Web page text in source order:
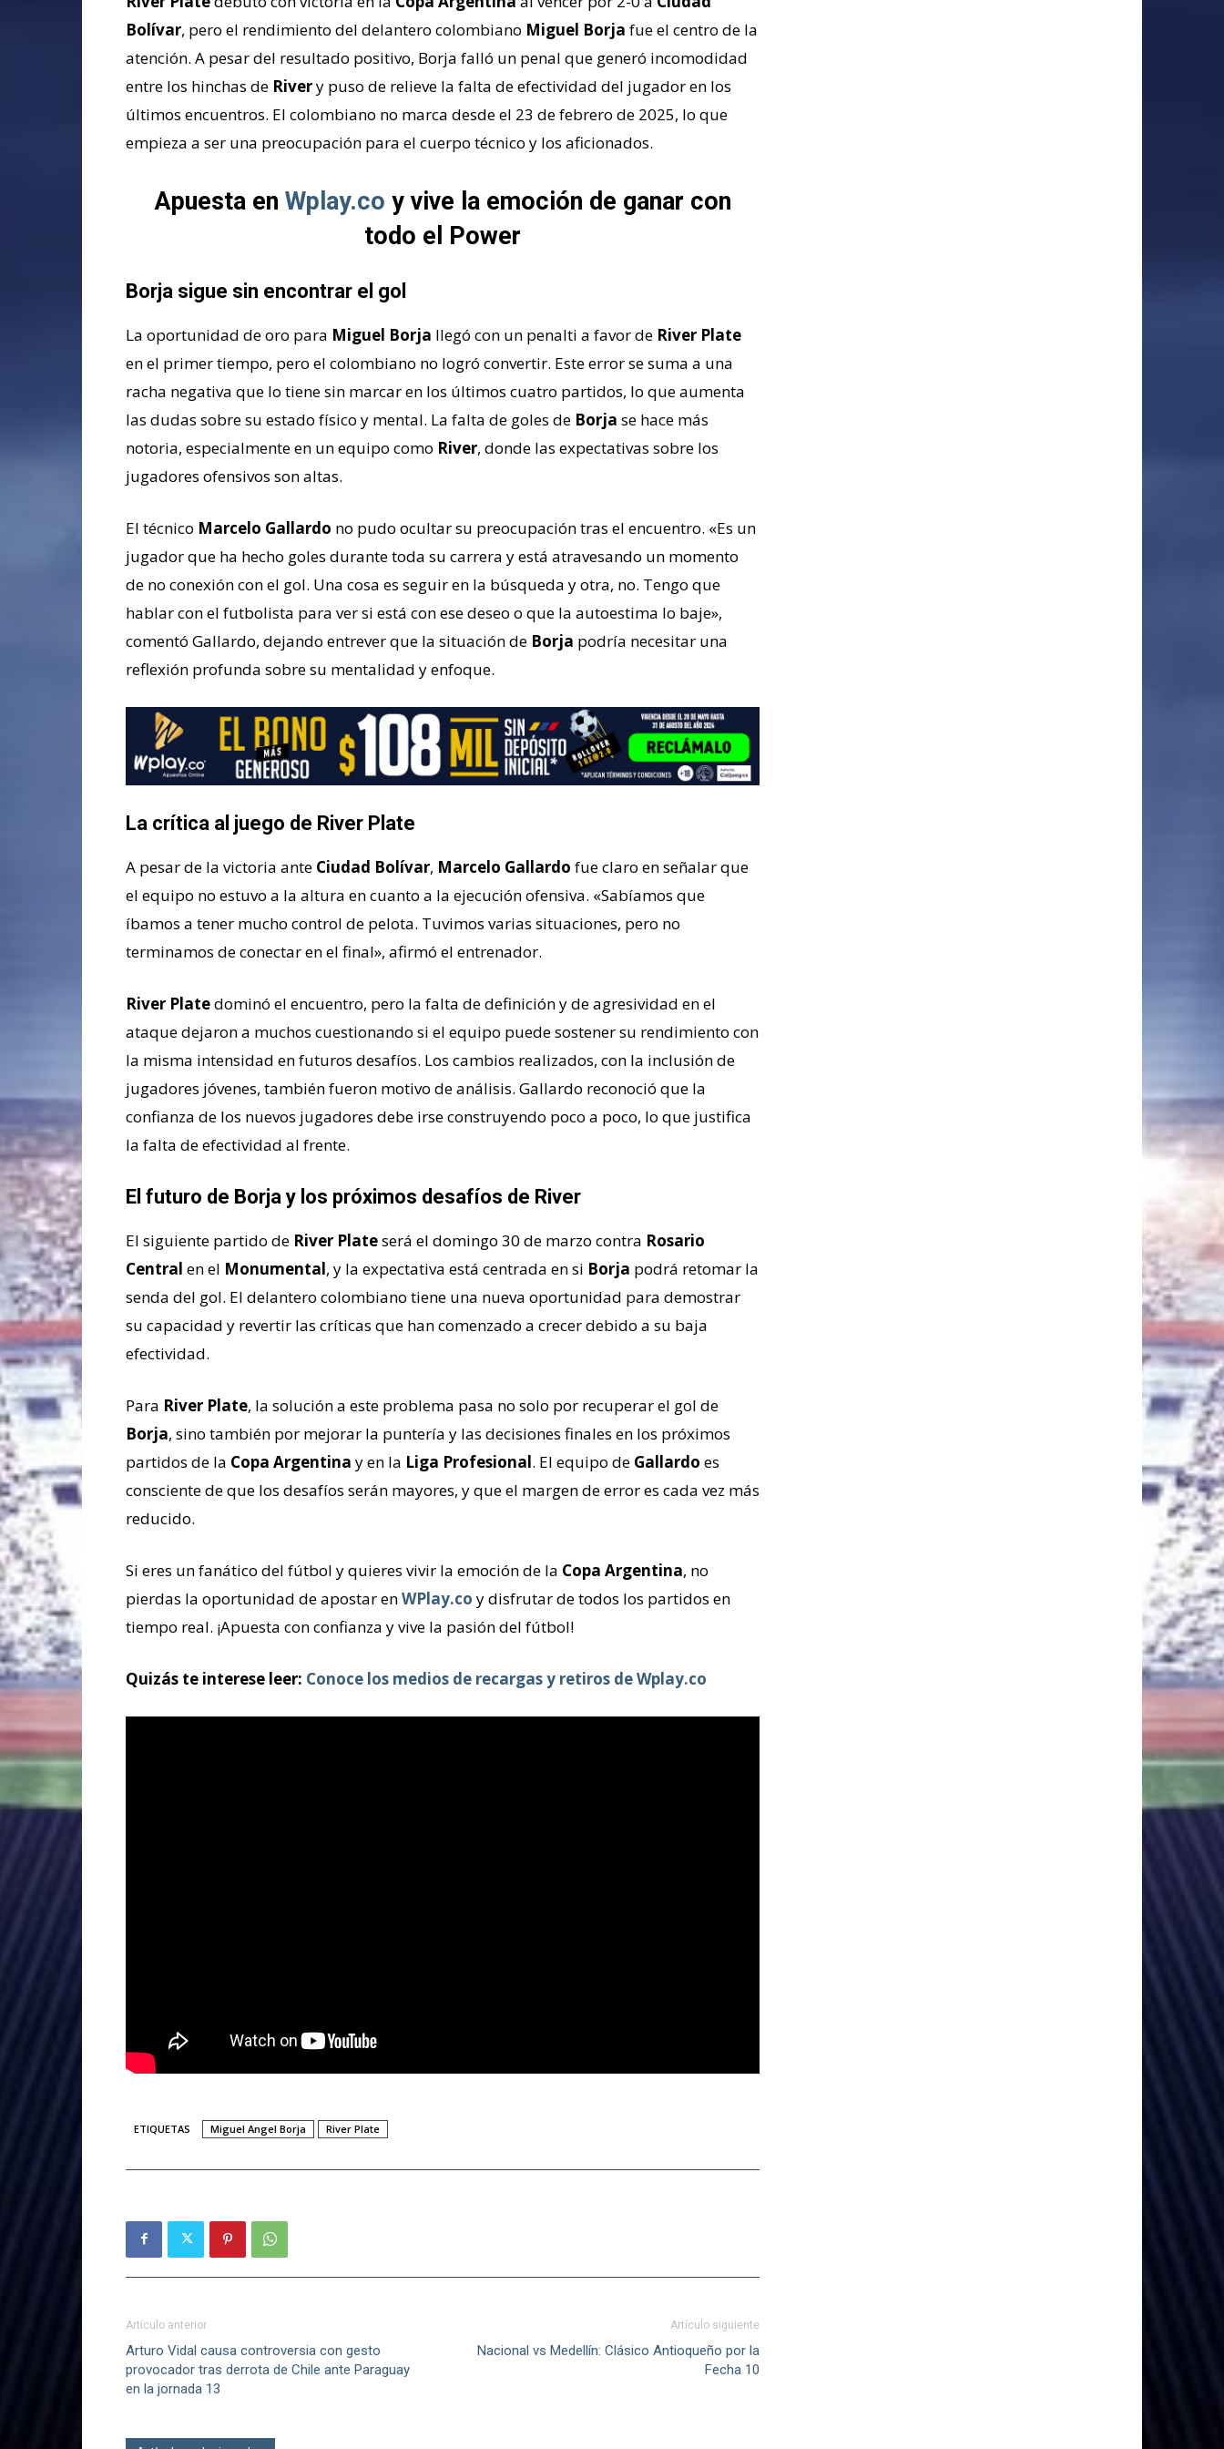
Bolívar, pero el rendimiento del delantero colombiano Miguel Borja fue el centro de la
atención. A pesar del resultado positivo, Borja falló un penal que generó incomodidad
entre los hinchas de Rivery puso de relieve la falta de efectividad del jugador en los
últimos encuentros. El colombiano no marca desde el 23 de febrero de 2025, lo que
empieza a ser una preocupación para el cuerpo técnico y los aficionados.
Apuesta en Wplay.co y vive la emoción de ganar con
todo el Power
Borja sigue sin encontrar el gol
La oportunidad de oro para Miguel Borja llegó con un penalti a favor de River Plate
en el primer tiempo, pero el colombiano no logró convertir. Este error se suma a una
racha negativa que lo tiene sin marcar en los últimos cuatro partidos, lo que aumenta
las dudas sobre su estado físico y mental. La falta de goles de Borja se hace más
notoria, especialmente en un equipo como River, donde las expectativas sobre los
jugadores ofensivos son altas.
El técnico Marcelo Gallardo no pudo ocultar su preocupación tras el encuentro. «Es un
jugador que ha hecho goles durante toda su carrera y está atravesando un momento
de no conexión con el gol. Una cosa es seguir en la búsqueda y otra, no. Tengo que
hablar con el futbolista para ver si está con ese deseo o que la autoestima lo baje»,
comentó Gallardo, dejando entrever que la situación de Borja podría necesitar una
reflexión profunda sobre su mentalidad y enfoque.
La crítica al juego de River Plate
A pesar de la victoria ante Ciudad Bolívar, Marcelo Gallardo fue claro en señalar que
el equipo no estuvo a la altura en cuanto a la ejecución ofensiva. «Sabíamos que
íbamos a tener mucho control de pelota. Tuvimos varias situaciones, pero no
terminamos de conectar en el final», afirmó el entrenador.
River Platedominó el encuentro, pero la falta de definición y de agresividad en el
ataque dejaron a muchos cuestionando si el equipo puede sostener su rendimiento con
la misma intensidad en futuros desafíos. Los cambios realizados, con la inclusión de
jugadores jóvenes, también fueron motivo de análisis. Gallardo reconoció que la
confianza de los nuevos jugadores debe irse construyendo poco a poco, lo que justifica
la falta de efectividad al frente.
El futuro de Borja y los próximos desafíos de River
El siguiente partido de River Plateserá el domingo 30 de marzo contra Rosario
Central en el Monumental, y la expectativa está centrada en si Borja podrá retomar la
senda del gol. El delantero colombiano tiene una nueva oportunidad para demostrar
su capacidad y revertir las críticas que han comenzado a crecer debido a su baja
efectividad.
Para River Plate, la solución a este problema pasa no solo por recuperar el gol de
Borja, sino también por mejorar la puntería y las decisiones finales en los próximos
partidos de la Copa Argentina y en la Liga Profesional. El equipo de Gallardo es
consciente de que los desafíos serán mayores, y que el margen de error es cada vez más
reducido.
Si eres un fanático del fútbol y quieres vivir la emoción de la Copa Argentina, no
pierdas la oportunidad de apostar enWPlay.co y disfrutar de todos los partidos en
tiempo real. ¡Apuesta con confianza y vive la pasión del fútbol!
Quizás te interese leer: Conoce los medios de recargas y retiros de Wplay.co
ETIQUETAS Miguel Angel Borja River Plate
Artículo anterior
Arturo Vidal causa controversia con gesto
provocador tras derrota de Chile ante Paraguay
en la jornada 13
Artículo siguiente
Nacional vs Medellín: Clásico Antioqueño por la
Fecha 10